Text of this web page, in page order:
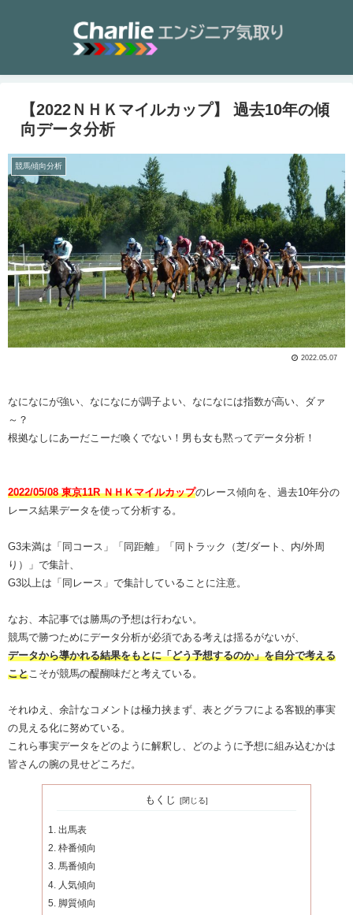
【2022ＮＨＫマイルカップ】 過去10年の傾
向データ分析
競馬傾向分析
2022.05.07
なになにが強い、なになにが調子よい、なになには指数が高い、ダァ
～？
根拠なしにあーだこーだ喚くでない！男も女も黙ってデータ分析！
2022/05/08 東京11R ＮＨＫマイルカップのレース傾向を、過去10年分の
レース結果データを使って分析する。
G3未満は「同コース」「同距離」「同トラック（芝/ダート、内/外周
り）」で集計、
G3以上は「同レース」で集計していることに注意。
なお、本記事では勝馬の予想は行わない。
競馬で勝つためにデータ分析が必須である考えは揺るがないが、
データから導かれる結果をもとに「どう予想するのか」を自分で考える
こと こそが競馬の醍醐味だと考えている。
それゆえ、余計なコメントは極力挟まず、表とグラフによる客観的事実
の見える化に努めている。
これら事実データをどのように解釈し、どのように予想に組み込むかは
皆さんの腕の見せどころだ。
もくじ
出馬表
枠番傾向
馬番傾向
人気傾向
脚質傾向